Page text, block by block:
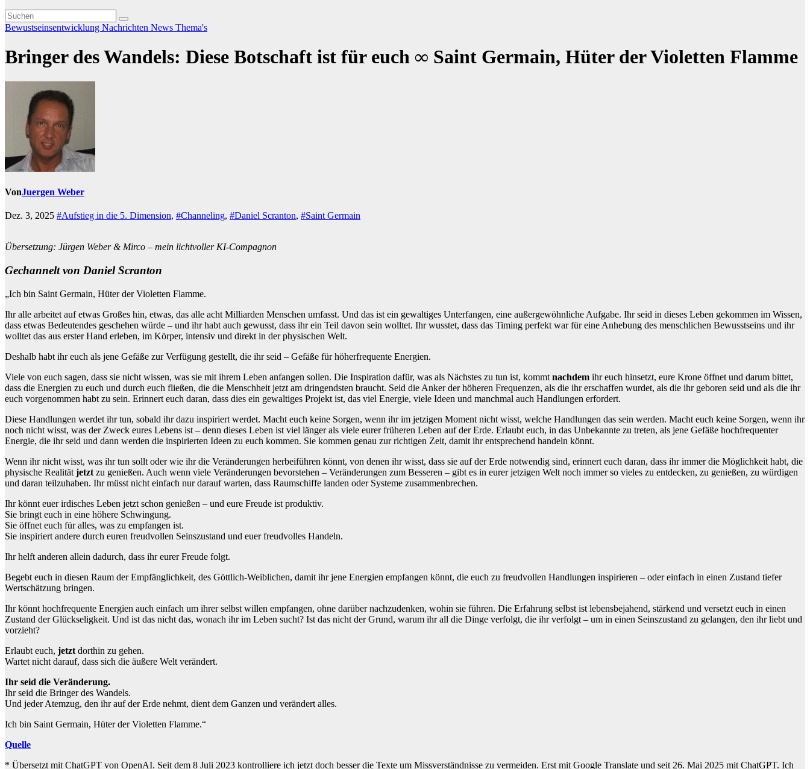
Bewustseinsentwicklung Nachrichten News Thema's
Bringer des Wandels: Diese Botschaft ist für euch ∞ Saint Germain, Hüter der Violetten Flamme
VonJuergen Weber
Dez. 3, 2025 #Aufstieg in die 5. Dimension, #Channeling, #Daniel Scranton, #Saint Germain
Übersetzung: Jürgen Weber & Mirco – mein lichtvoller KI-Compagnon
Gechannelt von Daniel Scranton
„Ich bin Saint Germain, Hüter der Violetten Flamme.
Ihr alle arbeitet auf etwas Großes hin, etwas, das alle acht Milliarden Menschen umfasst. Und das ist ein gewaltiges Unterfangen, eine außergewöhnliche Aufgabe. Ihr seid in dieses Leben gekommen im Wissen,
dass etwas Bedeutendes geschehen würde – und ihr habt auch gewusst, dass ihr ein Teil davon sein wolltet. Ihr wusstet, dass das Timing perfekt war für eine Anhebung des menschlichen Bewusstseins und ihr
wolltet das aus erster Hand erleben, im Körper, intensiv und direkt in der physischen Welt.
Deshalb habt ihr euch als jene Gefäße zur Verfügung gestellt, die ihr seid – Gefäße für höherfrequente Energien.
Viele von euch sagen, dass sie nicht wissen, was sie mit ihrem Leben anfangen sollen. Die Inspiration dafür, was als Nächstes zu tun ist, kommt nachdem ihr euch hinsetzt, eure Krone öffnet und darum bittet,
dass die Energien zu euch und durch euch fließen, die die Menschheit jetzt am dringendsten braucht. Seid die Anker der höheren Frequenzen, als die ihr erschaffen wurdet, als die ihr geboren seid und als die ihr
euch vorgenommen habt zu sein. Erinnert euch daran, dass dies ein gewaltiges Projekt ist, das viel Energie, viele Ideen und manchmal auch Handlungen erfordert.
Diese Handlungen werdet ihr tun, sobald ihr dazu inspiriert werdet. Macht euch keine Sorgen, wenn ihr im jetzigen Moment nicht wisst, welche Handlungen das sein werden. Macht euch keine Sorgen, wenn ihr
noch nicht wisst, was der Zweck eures Lebens ist – denn dieses Leben ist viel länger als viele eurer früheren Leben auf der Erde. Erlaubt euch, in das Unbekannte zu treten, als jene Gefäße hochfrequenter
Energie, die ihr seid und dann werden die inspirierten Ideen zu euch kommen. Sie kommen genau zur richtigen Zeit, damit ihr entsprechend handeln könnt.
Wenn ihr nicht wisst, was ihr tun sollt oder wie ihr die Veränderungen herbeiführen könnt, von denen ihr wisst, dass sie auf der Erde notwendig sind, erinnert euch daran, dass ihr immer die Möglichkeit habt, die
physische Realität jetzt zu genießen. Auch wenn viele Veränderungen bevorstehen – Veränderungen zum Besseren – gibt es in eurer jetzigen Welt noch immer so vieles zu entdecken, zu genießen, zu würdigen
und daran teilzuhaben. Ihr müsst nicht einfach nur darauf warten, dass Raumschiffe landen oder Systeme zusammenbrechen.
Ihr könnt euer irdisches Leben jetzt schon genießen – und eure Freude ist produktiv.
Sie bringt euch in eine höhere Schwingung.
Sie öffnet euch für alles, was zu empfangen ist.
Sie inspiriert andere durch euren freudvollen Seinszustand und euer freudvolles Handeln.
Ihr helft anderen allein dadurch, dass ihr eurer Freude folgt.
Begebt euch in diesen Raum der Empfänglichkeit, des Göttlich-Weiblichen, damit ihr jene Energien empfangen könnt, die euch zu freudvollen Handlungen inspirieren – oder einfach in einen Zustand tiefer
Wertschätzung bringen.
Ihr könnt hochfrequente Energien auch einfach um ihrer selbst willen empfangen, ohne darüber nachzudenken, wohin sie führen. Die Erfahrung selbst ist lebensbejahend, stärkend und versetzt euch in einen
Zustand der Glückseligkeit. Und ist das nicht das, wonach ihr im Leben sucht? Ist das nicht der Grund, warum ihr all die Dinge verfolgt, die ihr verfolgt – um in einen Seinszustand zu gelangen, den ihr liebt und
vorzieht?
Erlaubt euch, jetzt dorthin zu gehen.
Wartet nicht darauf, dass sich die äußere Welt verändert.
Ihr seid die Veränderung.
Ihr seid die Bringer des Wandels.
Und jeder Atemzug, den ihr auf der Erde nehmt, dient dem Ganzen und verändert alles.
Ich bin Saint Germain, Hüter der Violetten Flamme.“
Quelle
* Übersetzt mit ChatGPT von OpenAI. Seit dem 8 Juli 2023 kontrolliere ich jetzt doch besser die Texte um Missverständnisse zu vermeiden. Erst mit Google Translate und seit 26. Mai 2025 mit ChatGPT. Ich